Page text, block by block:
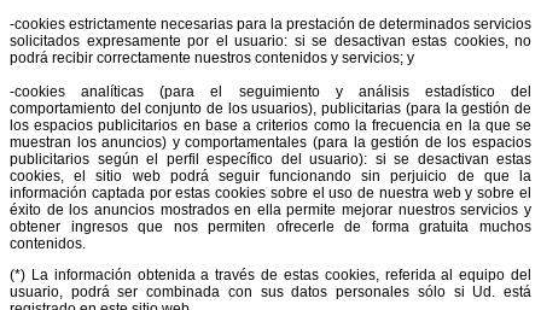
-cookies estrictamente necesarias para la prestación de determinados servicios
solicitados expresamente por el usuario: si se desactivan estas cookies, no
podrá recibir correctamente nuestros contenidos y servicios; y
-cookies analíticas (para el seguimiento y análisis estadístico del
comportamiento del conjunto de los usuarios), publicitarias (para la gestión de
los espacios publicitarios en base a criterios como la frecuencia en la que se
muestran los anuncios) y comportamentales (para la gestión de los espacios
publicitarios según el perfil específico del usuario): si se desactivan estas
cookies, el sitio web podrá seguir funcionando sin perjuicio de que la
información captada por estas cookies sobre el uso de nuestra web y sobre el
éxito de los anuncios mostrados en ella permite mejorar nuestros servicios y
obtener ingresos que nos permiten ofrecerle de forma gratuita muchos
contenidos.
(*) La información obtenida a través de estas cookies, referida al equipo del
usuario, podrá ser combinada con sus datos personales sólo si Ud. está